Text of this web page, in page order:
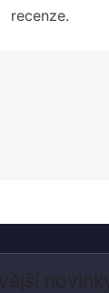
recenze.